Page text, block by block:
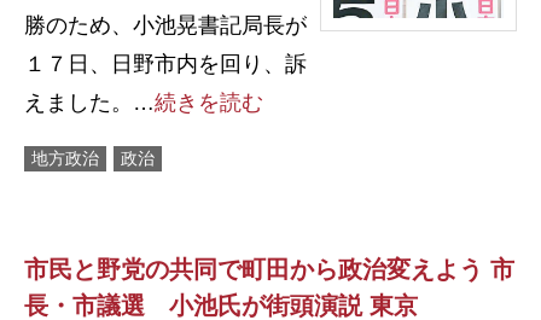
勝のため、小池晃書記局長が
１７日、日野市内を回り、訴
えました。…続きを読む
地方政治 政治
市民と野党の共同で町田から政治変えよう 市
長・市議選 小池氏が街頭演説 東京